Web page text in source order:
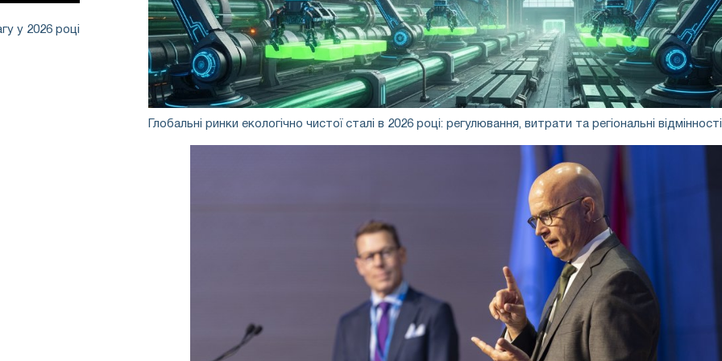
у 2026 році
Глобальні
Глобальні ринки екологічно чистої сталі в 2026 році: регулювання, витрати та регіональні відмінності